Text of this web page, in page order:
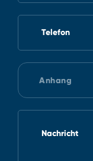
Telefon
Anhang
Nachricht